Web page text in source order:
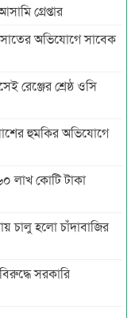
গ্রেপ্তার
অভিযোগে সাবেক
রেঞ্জের শ্রেষ্ঠ ওসি
হুমকির অভিযোগে
লাখ কোটি টাকা
চালু হলো চাঁদাবাজির
সরকারি